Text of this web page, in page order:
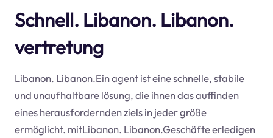
Schnell. Libanon. Libanon.
vertretung
Libanon. Libanon.Ein agent ist eine schnelle, stabile
und unaufhaltbare lösung, die ihnen das auffinden
eines herausfordernden ziels in jeder größe
ermöglicht. mitLibanon. Libanon.Geschäfte erledigen